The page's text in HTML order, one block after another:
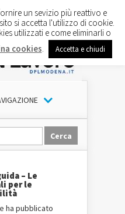
– Le
per le
ha pubblicato
un sevizio più reattivo e
si accetta l'utilizzo di cookie.
utilizzati e come eliminarli o
cookies Accetta e chiudi